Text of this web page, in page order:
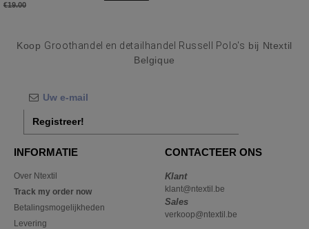
€19.00
Koop Groothandel en detailhandel Russell Polo's bij Ntextil
Belgique
Registreer!
INFORMATIE
Over Ntextil
Track my order now
Betalingsmogelijkheden
Levering
CONTACTEER ONS
Klant
klant@ntextil.be
Sales
verkoop@ntextil.be